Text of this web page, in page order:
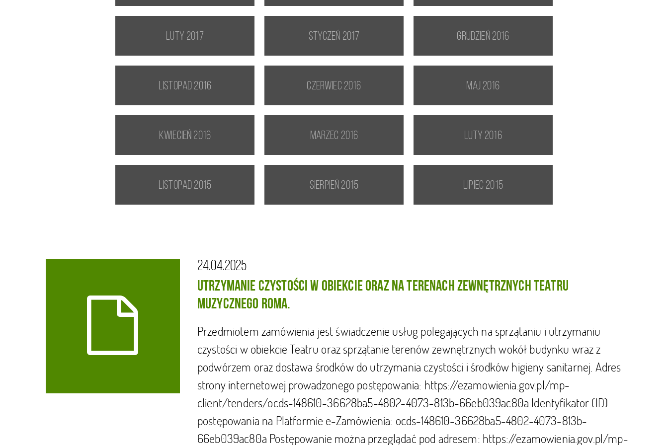
luty 2017 styczeń 2017 grudzień 2016
listopad 2016 czerwiec 2016 maj 2016
kwiecień 2016 marzec 2016 luty 2016
listopad 2015 sierpień 2015 lipiec 2015
24.04.2025
UTRZYMANIE CZYSTOŚCI W OBIEKCIE ORAZ NA TERENACH ZEWNĘTRZNYCH TEATRU
MUZYCZNEGO ROMA.
Przedmiotem zamówienia jest świadczenie usług polegających na sprzątaniu i utrzymaniu
czystości w obiekcie Teatru oraz sprzątanie terenów zewnętrznych wokół budynku wraz z
podwórzem oraz dostawa środków do utrzymania czystości i środków higieny sanitarnej. Adres
strony internetowej prowadzonego postępowania: https://ezamowienia.gov.pl/mp-
client/tenders/ocds-148610-36628ba5-4802-4073-813b-66eb039ac80a Identyfikator (ID)
postępowania na Platformie e-Zamówienia: ocds-148610-36628ba5-4802-4073-813b-
66eb039ac80a Postępowanie można przeglądać pod adresem: https://ezamowienia.gov.pl/mp-